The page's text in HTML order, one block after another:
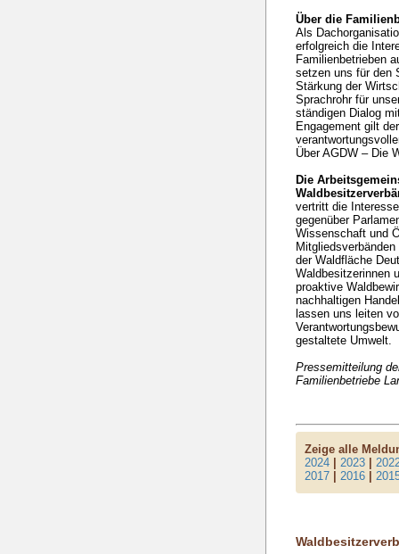
Über die
Als
erfolgreich die
Familienbetrieben
setzen uns für den
Stärkung der
Sprachrohr für
ständigen Dialog
Engagement gilt
Über AGDW – Die
Die
vertritt die
gegenüber
Wissenschaft und
der Waldfläche
Waldbesitzerinnen
proaktive
nachhaltigen
lassen uns leiten
gestaltete Umwelt.
Pressemitteilung
Familienbetriebe
Zeige alle
2024 |2023 |
2017 |2016 |